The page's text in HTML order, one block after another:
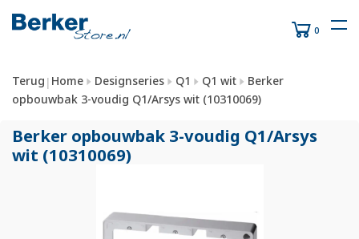
0
Terug | Home Designseries Q1 Q1 wit
Berker
opbouwbak 3-voudig Q1/Arsys wit (10310069)
Berker opbouwbak 3-voudig Q1/Arsys
wit (10310069)